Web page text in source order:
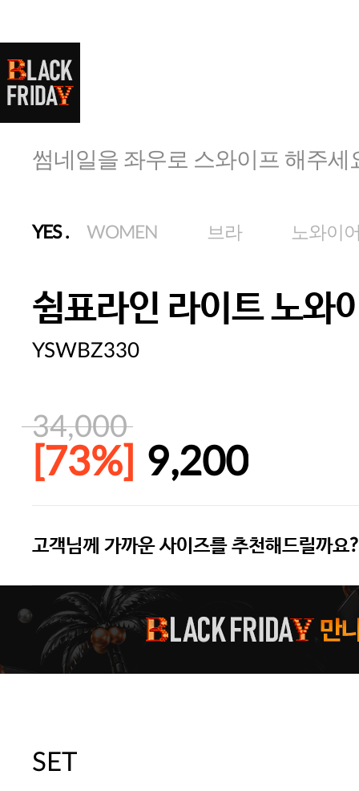
썸네일을 좌우로 스와이프 해주세
YES. WOMEN 브라 노와이
쉼표라인 라이트 노와
YSWBZ330
34,000
[73%] 9,200
주말특가 20%(8.7~8.9)/5만원 이
[썸머블프] 1만원 할인 쿠폰(8.1~31)
[썸머블프] 2만원 할인 쿠폰(8.1~31)
고객님께 가까운 사이즈를 추천해드릴까요?
SET